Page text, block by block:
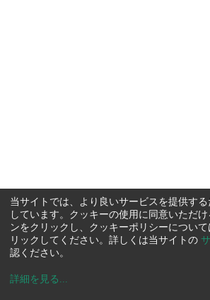
当サイトでは、より良いサービスを提供す
しています。クッキーの使用に同意いただ
ンをクリックし、クッキーポリシーについ
リックしてください。詳しくは当サイトの
認ください。
詳細を見る ...